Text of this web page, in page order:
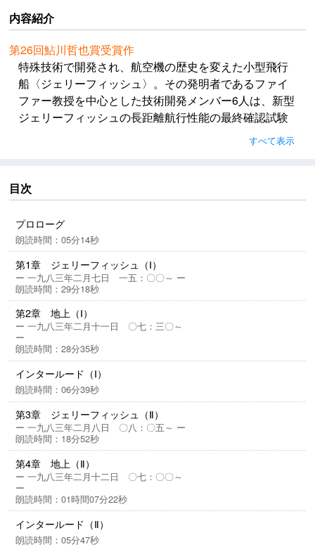
内容紹介
第26回鮎川哲也賞受賞作
特殊技術で開発され、航空機の歴史を変えた小型飛行
船〈ジェリーフィッシュ〉。その発明者であるファイ
ファー教授を中心とした技術開発メンバー6人は、新型
ジェリーフィッシュの長距離航行性能の最終確認試験
に臨んでいた。ところが航行試験中に、閉鎖状況の艇
内でメンバーの一人が死体となって発見される。さら
山に閉じ込められてしまう。脱出する術もない中、
次々と犠牲者が……。21世紀の『そして誰もいなくな
った』登場！ 選考委員絶賛、精緻に描かれた本格ミ
ステリ。第26回鮎川哲也賞受賞作。
(P) 市川憂人・東京創元社・RRJ Inc.
すべて表示
目次
プロローグ
朗読時間：05分14秒
第1章 ジェリーフィッシュ（Ⅰ）
ー 一九八三年二月七日 一五：〇〇～ ー
朗読時間：29分18秒
第2章 地上（Ⅰ）
ー 一九八三年二月十一日 〇七：三〇～
ー
朗読時間：28分35秒
インタールード（Ⅰ）
朗読時間：06分39秒
第3章 ジェリーフィッシュ（Ⅱ）
ー 一九八三年二月八日 〇八：〇五～ ー
朗読時間：18分52秒
第4章 地上（Ⅱ）
ー 一九八三年二月十二日 〇七：〇〇～
ー
朗読時間：01時間07分22秒
インタールード（Ⅱ）
朗読時間：05分47秒